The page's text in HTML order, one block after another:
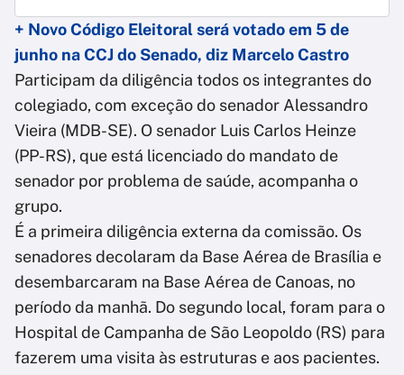
+ Novo Código Eleitoral será votado em 5 de
junho na CCJ do Senado, diz Marcelo Castro
Participam da diligência todos os integrantes do
colegiado, com exceção do senador Alessandro
Vieira (MDB-SE). O senador Luis Carlos Heinze
(PP-RS), que está licenciado do mandato de
senador por problema de saúde, acompanha o
grupo.
É a primeira diligência externa da comissão. Os
senadores decolaram da Base Aérea de Brasília e
desembarcaram na Base Aérea de Canoas, no
período da manhã. Do segundo local, foram para o
Hospital de Campanha de São Leopoldo (RS) para
fazerem uma visita às estruturas e aos pacientes.